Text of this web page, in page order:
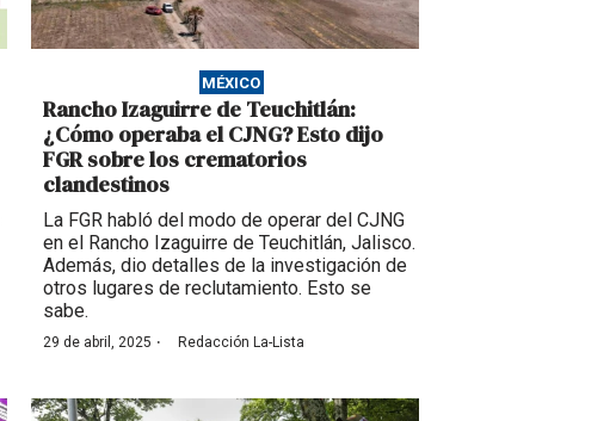
MÉXICO
Rancho Izaguirre de Teuchitlán:
¿Cómo operaba el CJNG? Esto dijo
FGR sobre los crematorios
clandestinos
La FGR habló del modo de operar del CJNG
en el Rancho Izaguirre de Teuchitlán, Jalisco.
Además, dio detalles de la investigación de
otros lugares de reclutamiento. Esto se
sabe.
29 de abril, 2025 · Redacción La-Lista